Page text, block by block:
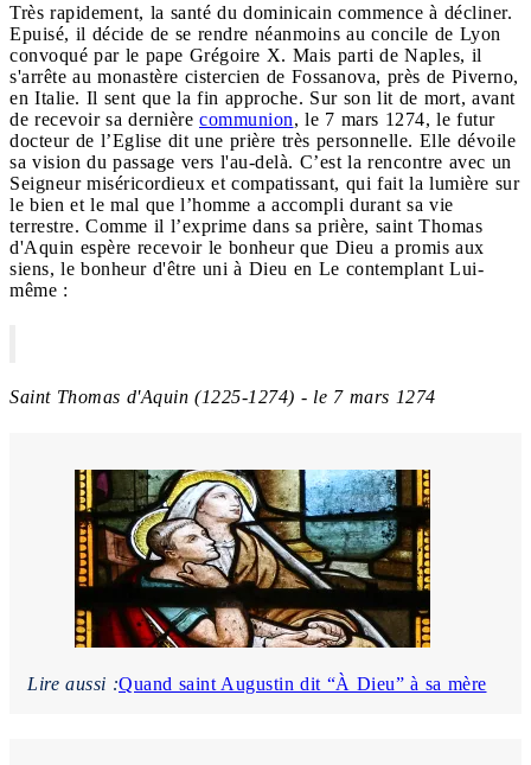
Très rapidement, la santé du dominicain commence à décliner.
Epuisé, il décide de se rendre néanmoins au concile de Lyon
convoqué par le pape Grégoire X. Mais parti de Naples, il
s'arrête au monastère cistercien de Fossanova, près de Piverno,
en Italie. Il sent que la fin approche. Sur son lit de mort, avant
de recevoir sa dernière communion, le 7 mars 1274, le futur
docteur de l’Eglise dit une prière très personnelle. Elle dévoile
sa vision du passage vers l'au-delà. C’est la rencontre avec un
Seigneur miséricordieux et compatissant, qui fait la lumière sur
le bien et le mal que l’homme a accompli durant sa vie
terrestre. Comme il l’exprime dans sa prière, saint Thomas
d'Aquin espère recevoir le bonheur que Dieu a promis aux
siens, le bonheur d'être uni à Dieu en Le contemplant Lui-
même :
Saint Thomas d'Aquin (1225-1274) - le 7 mars 1274
Lire aussi :Quand saint Augustin dit “À Dieu” à sa mère